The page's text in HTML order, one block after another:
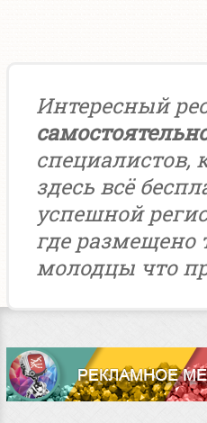
Интересный
специалистов,
здесь всё
успешной
где размещено
молодцы что